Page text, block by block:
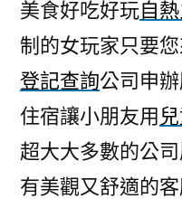
美食好吃好玩自
制的女玩家只要
登記查詢公司申
住宿讓小朋友用
超大大多數的公
有美觀又舒適的